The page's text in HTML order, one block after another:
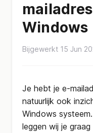
Windows
Bijgewerkt 15 Jun
Je hebt je e-
natuurlijk ook
Windows
leggen wij je